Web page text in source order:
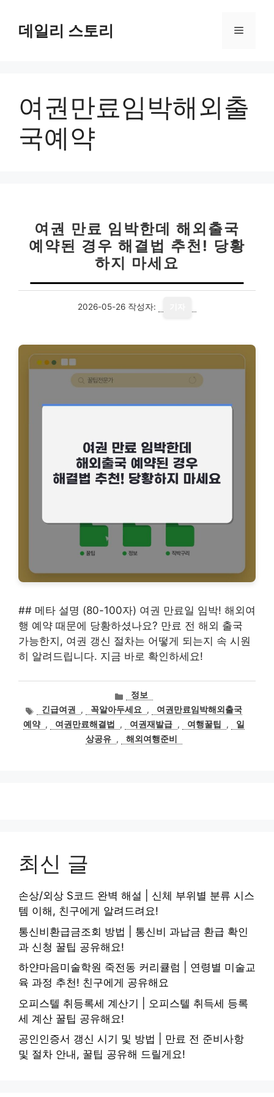
데일리 스토리 메
여권만료임박해외출
국예약
여권 만료 임박한데 해외출국
예약된 경우 해결법 추천! 당황
하지 마세요
2026-05-26 작성자:
## 메타 설명 (80-100자) 여권 만료일 임박! 해외여
행 예약 때문에 당황하셨나요? 만료 전 해외 출국
가능한지, 여권 갱신 절차는 어떻게 되는지 속 시원
히 알려드립니다. 지금 바로 확인하세요!
카
테
고
리
정보
태
그
긴급여권 , 꼭알아두세요 ,
여권만료임박해외출국
예약 , 여권만료해결법 , 여권재발급 , 여행꿀팁 ,
일
상공유 , 해외여행준비
최신 글
손상/외상 S코드 완벽 해설 | 신체 부위별 분류 시스
템 이해, 친구에게 알려드려요!
통신비환급금조회 방법 | 통신비 과납금 환급 확인
과 신청 꿀팁 공유해요!
하얀마음미술학원 죽전동 커리큘럼 | 연령별 미술교
육 과정 추천! 친구에게 공유해요
오피스텔 취등록세 계산기 | 오피스텔 취득세 등록
세 계산 꿀팁 공유해요!
공인인증서 갱신 시기 및 방법 | 만료 전 준비사항
및 절차 안내, 꿀팁 공유해 드릴게요!